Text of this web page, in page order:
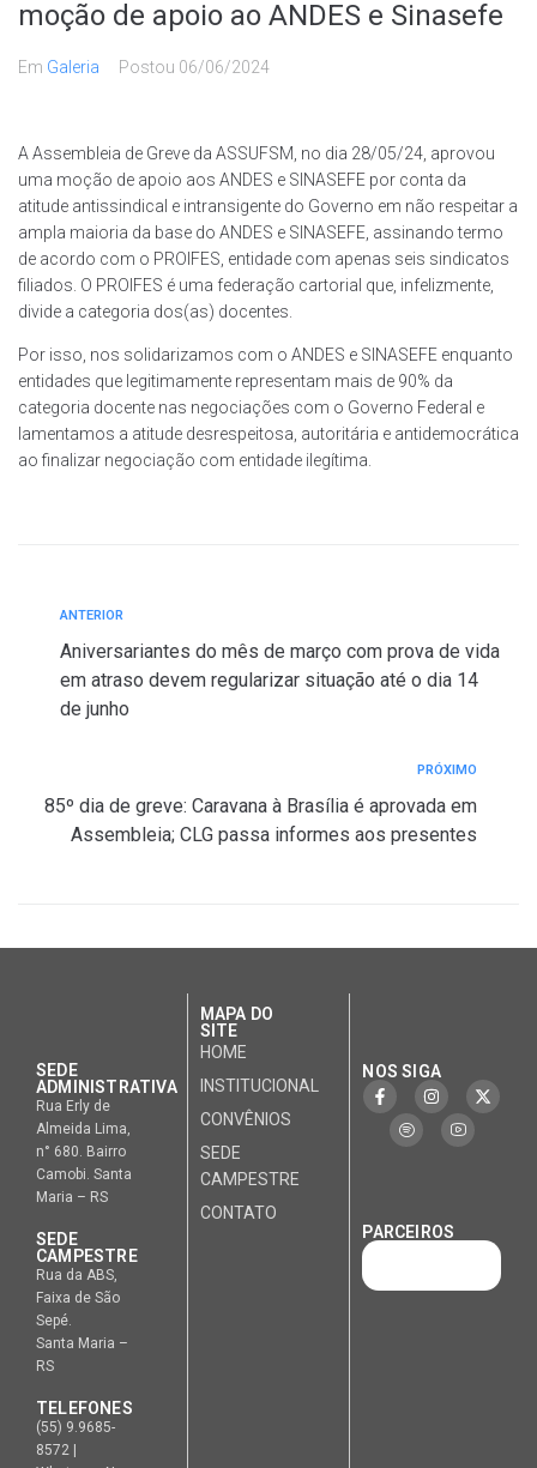
moção de apoio ao ANDES e Sinasefe
Em Galeria Postou 06/06/2024
A Assembleia de Greve da ASSUFSM, no dia 28/05/24, aprovou
uma moção de apoio aos ANDES e SINASEFE por conta da
atitude antissindical e intransigente do Governo em não respeitar a
ampla maioria da base do ANDES e SINASEFE, assinando termo
de acordo com o PROIFES, entidade com apenas seis sindicatos
filiados. O PROIFES é uma federação cartorial que, infelizmente,
divide a categoria dos(as) docentes.
Por isso, nos solidarizamos com o ANDES e SINASEFE enquanto
entidades que legitimamente representam mais de 90% da
categoria docente nas negociações com o Governo Federal e
lamentamos a atitude desrespeitosa, autoritária e antidemocrática
ao finalizar negociação com entidade ilegítima.
ANTERIOR
Aniversariantes do mês de março com prova de vida
em atraso devem regularizar situação até o dia 14
de junho
PRÓXIMO
85º dia de greve: Caravana à Brasília é aprovada em
Assembleia; CLG passa informes aos presentes
SEDE
ADMINISTRATIVA
Rua Erly de
Almeida Lima,
n° 680. Bairro
Camobi. Santa
Maria – RS
SEDE
CAMPESTRE
Rua da ABS,
Faixa de São
Sepé.
Santa Maria –
RS
TELEFONES
(55) 9.9685-
8572 |
MAPA DO
SITE
HOME
INSTITUCIONAL
CONVÊNIOS
SEDE
CAMPESTRE
CONTATO
NOS SIGA
PARCEIROS